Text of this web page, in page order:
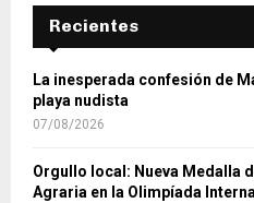
Recientes
La inesperada confesión de
playa nudista
07/08/2026
Orgullo local: Nueva Medalla
Agraria en la Olimpíada